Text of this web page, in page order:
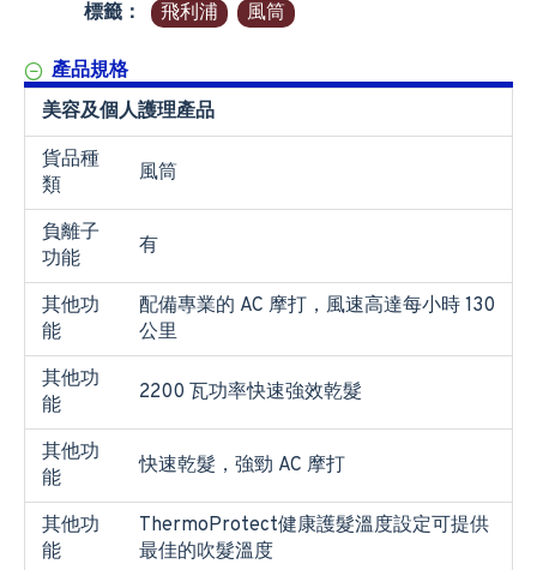
標籤： 飛利浦 風筒
產品規格
美容及個人護理產品
貨品種
類
風筒
負離子
功能
有
其他功
能
配備專業的 AC 摩打，風速高達每小時 130
公里
其他功
能
2200 瓦功率快速強效乾髮
其他功
能
快速乾髮，強勁 AC 摩打
其他功
能
ThermoProtect健康護髮溫度設定可提供
最佳的吹髮溫度